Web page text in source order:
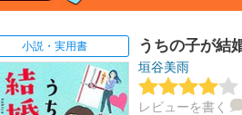
小説・実用書 うちの子が結
垣谷美雨
レビューを書く